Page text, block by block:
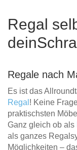
Regal
Regale nach
Es ist das
Regal ! Keine
praktischsten
Ganz gleich ob als
als ganzes
Möglichkeiten –